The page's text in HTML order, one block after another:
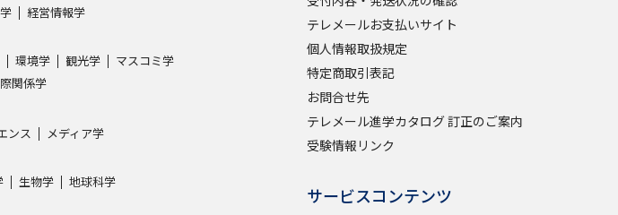
経営情報学
環境学 観光学 マスコミ学
関係学
ンス メディア学
生物学 地球科学
テレメールお支払いサイト
個人情報取扱規定
特定商取引表記
お問合せ先
テレメール進学カタログ 訂正のご案内
受験情報リンク
サービスコンテンツ